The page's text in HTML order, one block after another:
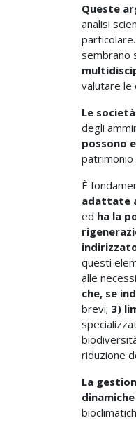
Queste
analisi
sembrano
valutare le
Le
degli
possono
patrimonio
È
adattate
ed ha la
questi
alle
che, se
brevi; 3)
riduzione
La